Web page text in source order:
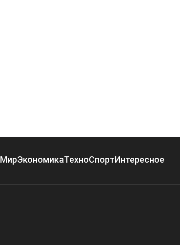
МирЭкономикаТехноСпортИнтересное